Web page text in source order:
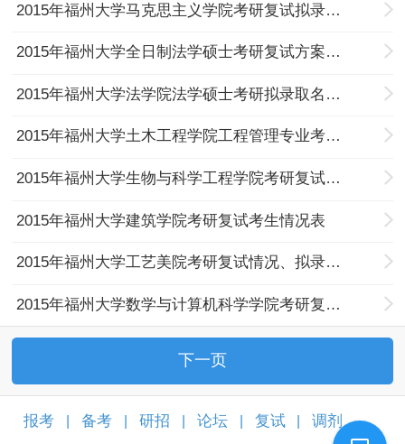
2015年福州大学马克思主义学院考研复试拟录取名单
2015年福州大学全日制法学硕士考研复试方案（第二批）
2015年福州大学法学院法学硕士考研拟录取名单公示
2015年福州大学土木工程学院工程管理专业考研拟录取名单公示
2015年福州大学生物与科学工程学院考研复试情况公示
2015年福州大学建筑学院考研复试考生情况表
2015年福州大学工艺美院考研复试情况、拟录取及候补名单公示
2015年福州大学数学与计算机科学学院考研复试考生情况表(表五)
下一页
报考 备考 研招 论坛 复试 调剂